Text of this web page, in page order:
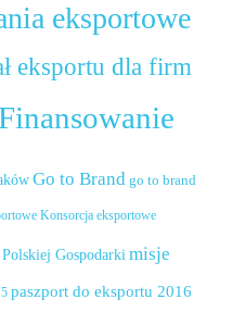
eksportowe
eksportu dla firm
Go to Brand go to brand
Konsorcja eksportowe
Gospodarki misje
paszport do eksportu 2016